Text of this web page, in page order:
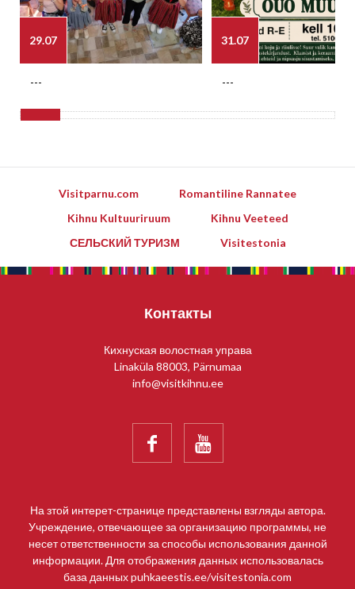
29.07
---
31.07
---
Visitparnu.com
Romantiline Rannatee
Kihnu Kultuuriruum
Kihnu Veeteed
СЕЛЬСКИЙ ТУРИЗМ
Visitestonia
Контакты
Кихнуская волостная управа
Linaküla 88003, Pärnumaa
info@visitkihnu.ee
 
На зтой интерет-странице представлены взгляды автора.
Учреждение, отвечающее за организацию программы, не
несет ответственности за способы использования данной
информации. Для отображения данных использовалась
база данных puhkaeestis.ee/visitestonia.com